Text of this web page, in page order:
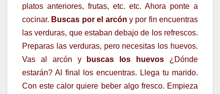
platos anteriores, frutas, etc. etc. Ahora ponte a
cocinar. Buscas por el arcón y por fin encuentras
las verduras, que estaban debajo de los refrescos.
Preparas las verduras, pero necesitas los huevos.
Vas al arcón y
buscas los huevos ¿Dónde
estarán? Al final los encuentras. Llega tu marido.
Con este calor quiere beber algo fresco. Empieza